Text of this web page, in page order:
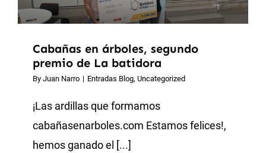
Cabañas en árboles, segundo
premio de La batidora
By Juan Narro | Entradas Blog, Uncategorized
¡Las ardillas que formamos
cabañasenarboles.com Estamos felices!,
hemos ganado el [...]